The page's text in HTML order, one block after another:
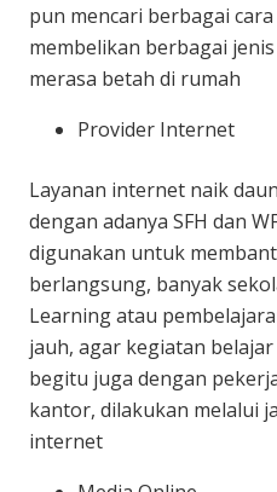
pun mencari berbagai
membelikan berbagai
merasa betah di rumah
Provider Internet
Layanan internet naik
dengan adanya SFH dan
digunakan untuk
berlangsung, banyak
Learning atau
jauh, agar kegiatan
begitu juga dengan
kantor, dilakukan melalui
internet